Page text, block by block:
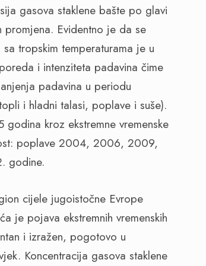
gasova staklene bašte po glavi
promjena. Evidentno je da se
tropskim temperaturama je u
i intenziteta padavina čime
padavina u periodu
i hladni talasi, poplave i suše).
kroz ekstremne vremenske
poplave 2004, 2006, 2009,
godine.
cijele jugoistočne Evrope
je pojava ekstremnih vremenskih
i izražen, pogotovo u
Koncentracija gasova staklene